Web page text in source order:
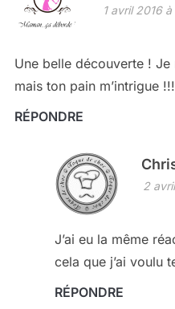
1 avril 2016
Une belle découverte !
mais ton pain m’intrigue
RÉPONDRE
2
J’ai eu la même
cela que j’ai voulu
RÉPONDRE